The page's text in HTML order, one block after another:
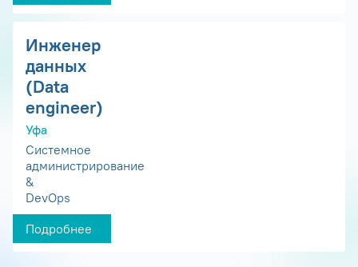
Инженер
данных
(Data
engineer)
Уфа
Системное
администрирование
&
DevOps
Подробнее